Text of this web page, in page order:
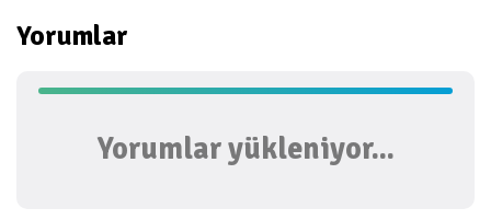
Yorumlar
Yorumlar yükleniyor...